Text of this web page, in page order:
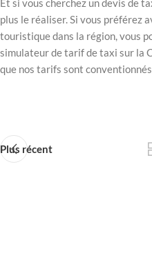
Et si vous cherchez un devis de
plus le réaliser. Si vous préférez
touristique dans la région, vous
simulateur de tarif de taxi sur la
que nos tarifs sont
Plus récent